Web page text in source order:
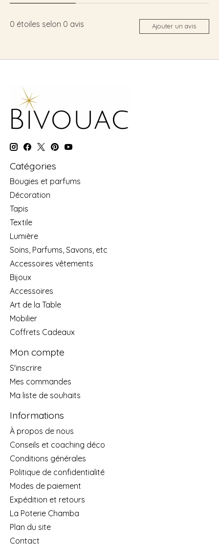
0 étoiles selon 0 avis Ajouter un avis
Catégories
Bougies et parfums
Décoration
Tapis
Textile
Lumière
Soins, Parfums, Savons, etc
Accessoires vêtements
Bijoux
Accessoires
Art de la Table
Mobilier
Coffrets Cadeaux
Mon compte
S'inscrire
Mes commandes
Ma liste de souhaits
Informations
À propos de nous
Conseils et coaching déco
Conditions générales
Politique de confidentialité
Modes de paiement
Expédition et retours
La Poterie Chamba
Plan du site
Contact